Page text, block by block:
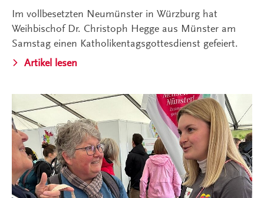
Im vollbesetzten Neumünster in Würzburg hat
Weihbischof Dr. Christoph Hegge aus Münster am
Samstag einen Katholikentagsgottesdienst gefeiert.
Artikel lesen